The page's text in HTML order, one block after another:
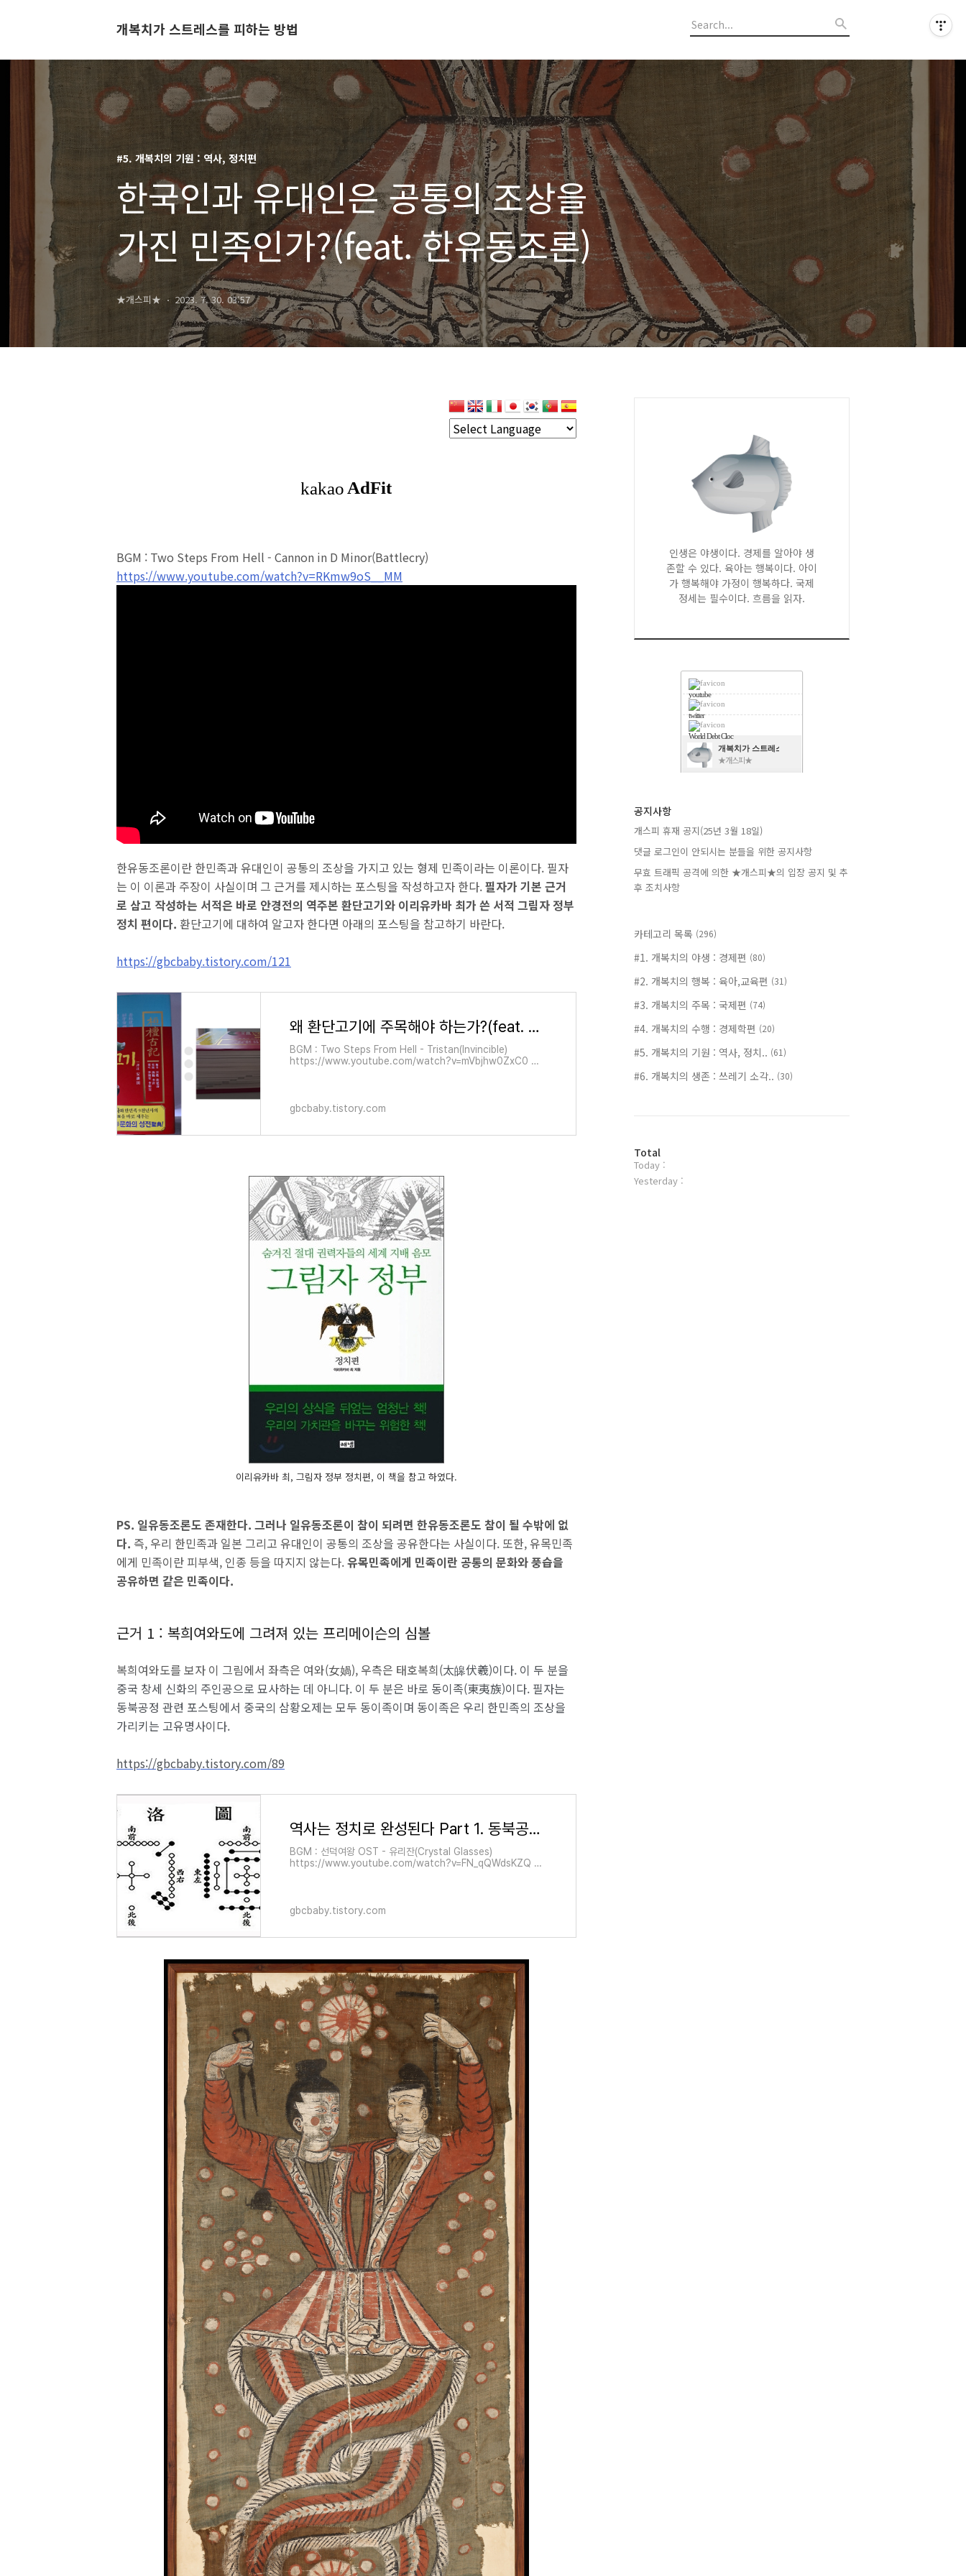
개복치가 스트레스를 피하는 방법
#5. 개복치의 기원 : 역사, 정치편
한국인과 유대인은 공통의 조상을
가진 민족인가?(feat. 한유동조론)
★개스피★ 2023. 7. 30. 03:57
BGM : Two Steps From Hell - Cannon in D Minor(Battlecry)
https://www.youtube.com/watch?v=RKmw9oS__MM
한유동조론이란 한민족과 유대인이 공통의 조상을 가지고 있는 형제 민족이라는 이론이다. 필자
는 이 이론과 주장이 사실이며 그 근거를 제시하는 포스팅을 작성하고자 한다.필자가 기본 근거
로 삼고 작성하는 서적은 바로 안경전의 역주본 환단고기와 이리유카바 최가 쓴 서적 그림자 정부
정치 편이다. 환단고기에 대하여 알고자 한다면 아래의 포스팅을 참고하기 바란다.
https://gbcbaby.tistory.com/121
왜 환단고기에 주목해야 하는가?(feat. 양날의 검)
BGM : Two Steps From Hell - Tristan(Invincible)
https://www.youtube.com/watch?v=mVbjhw0ZxC0 대
gbcbaby.tistory.com
이리유카바 최, 그림자 정부 정치편, 이 책을 참고 하였다.
PS. 일유동조론도 존재한다. 그러나 일유동조론이 참이 되려면 한유동조론도 참이 될 수밖에 없
다. 즉, 우리 한민족과 일본 그리고 유대인이 공통의 조상을 공유한다는 사실이다. 또한, 유목민족
에게 민족이란 피부색, 인종 등을 따지지 않는다.유목민족에게 민족이란 공통의 문화와 풍습을
공유하면 같은 민족이다.
근거 1 : 복희여와도에 그려져 있는 프리메이슨의 심볼
복희여와도를 보자 이 그림에서 좌측은 여와(女媧), 우측은 태호복희(太皞伏羲)이다. 이 두 분을
중국 창세 신화의 주인공으로 묘사하는 데 아니다. 이 두 분은 바로 동이족(東夷族)이다. 필자는
동북공정 관련 포스팅에서 중국의 삼황오제는 모두 동이족이며 동이족은 우리 한민족의 조상을
가리키는 고유명사이다.
https://gbcbaby.tistory.com/89
역사는 정치로 완성된다 Part 1. 동북공정 진격의 중국 그 이유와 의도는?
BGM : 선덕여왕 OST - 유리잔(Crystal Glasses)
https://www.youtube.com/watch?v=FN_qQWdsKZQ 필
gbcbaby.tistory.com
인생은 야생이다. 경제를 알아야 생
존할 수 있다. 육아는 행복이다. 아이
가 행복해야 가정이 행복하다. 국제
정세는 필수이다. 흐름을 읽자.
youtube
twitter
World Debt Cloc
개복치가 스트레스를 피하는 방법
★개스피★
공지사항
개스피 휴재 공지(25년 3월 18일)
댓글 로그인이 안되시는 분들을 위한 공지사항
무효 트래픽 공격에 의한 ★개스피★의 입장 공지 및 추
후 조치사항
카테고리 목록 (296)
#1. 개복치의 야생 : 경제편 (80)
#2. 개복치의 행복 : 육아,교육편 (31)
#3. 개복치의 주목 : 국제편 (74)
#4. 개복치의 수행 : 경제학편 (20)
#5. 개복치의 기원 : 역사, 정치.. (61)
#6. 개복치의 생존 : 쓰레기 소각.. (30)
방
문
자
Total
Today :
Yesterday :